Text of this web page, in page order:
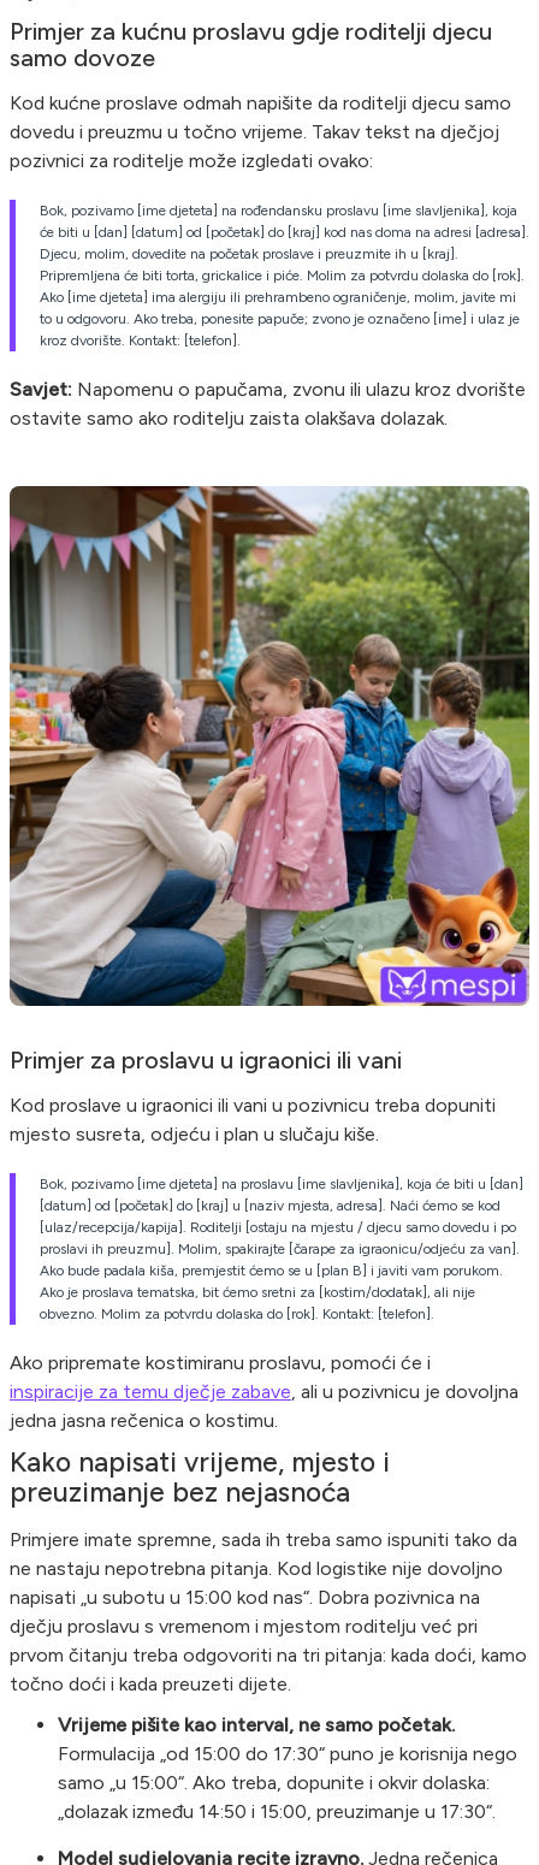
Primjer za kućnu proslavu gdje roditelji djecu
samo dovoze
Kod kućne proslave odmah napišite da roditelji djecu samo
dovedu i preuzmu u točno vrijeme. Takav tekst na dječjoj
pozivnici za roditelje može izgledati ovako:
Bok, pozivamo [ime djeteta] na rođendansku proslavu [ime slavljenika], koja
će biti u [dan] [datum] od [početak] do [kraj] kod nas doma na adresi [adresa].
Djecu, molim, dovedite na početak proslave i preuzmite ih u [kraj].
Pripremljena će biti torta, grickalice i piće. Molim za potvrdu dolaska do [rok].
Ako [ime djeteta] ima alergiju ili prehrambeno ograničenje, molim, javite mi
to u odgovoru. Ako treba, ponesite papuče; zvono je označeno [ime] i ulaz je
kroz dvorište. Kontakt: [telefon].
Savjet: Napomenu o papučama, zvonu ili ulazu kroz dvorište
ostavite samo ako roditelju zaista olakšava dolazak.
Primjer za proslavu u igraonici ili vani
Kod proslave u igraonici ili vani u pozivnicu treba dopuniti
mjesto susreta, odjeću i plan u slučaju kiše.
Bok, pozivamo [ime djeteta] na proslavu [ime slavljenika], koja će biti u [dan]
[datum] od [početak] do [kraj] u [naziv mjesta, adresa]. Naći ćemo se kod
[ulaz/recepcija/kapija]. Roditelji [ostaju na mjestu / djecu samo dovedu i po
proslavi ih preuzmu]. Molim, spakirajte [čarape za igraonicu/odjeću za van].
Ako bude padala kiša, premjestit ćemo se u [plan B] i javiti vam porukom.
Ako je proslava tematska, bit ćemo sretni za [kostim/dodatak], ali nije
obvezno. Molim za potvrdu dolaska do [rok]. Kontakt: [telefon].
Ako pripremate kostimiranu proslavu, pomoći će i
inspiracije za temu dječje zabave , ali u pozivnicu je dovoljna
jedna jasna rečenica o kostimu.
Kako napisati vrijeme, mjesto i
preuzimanje bez nejasnoća
Primjere imate spremne, sada ih treba samo ispuniti tako da
ne nastaju nepotrebna pitanja. Kod logistike nije dovoljno
napisati „u subotu u 15:00 kod nas“. Dobra pozivnica na
dječju proslavu s vremenom i mjestom roditelju već pri
prvom čitanju treba odgovoriti na tri pitanja: kada doći, kamo
točno doći i kada preuzeti dijete.
Vrijeme pišite kao interval, ne samo početak.
Formulacija „od 15:00 do 17:30“ puno je korisnija nego
samo „u 15:00“. Ako treba, dopunite i okvir dolaska:
„dolazak između 14:50 i 15:00, preuzimanje u 17:30“.
Model sudjelovanja recite izravno. Jedna rečenica